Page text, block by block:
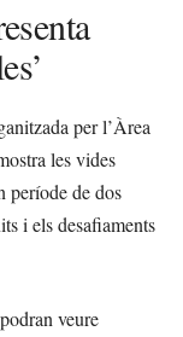
per l’Àrea
les vides
període de dos
i els desafiaments
veure